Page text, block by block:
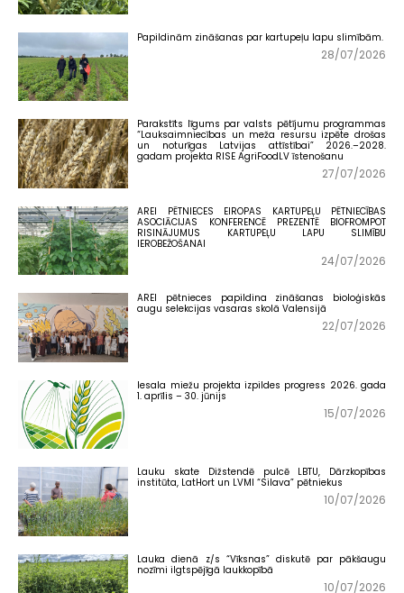
Papildinām zināšanas par kartupeļu lapu slimībām.
28/07/2026
Parakstīts līgums par valsts pētījumu programmas
“Lauksaimniecības un meža resursu izpēte drošas
un noturīgas Latvijas attīstībai” 2026.–2028.
gadam projekta RISE AgriFoodLV īstenošanu
27/07/2026
AREI PĒTNIECES EIROPAS KARTUPEĻU PĒTNIECĪBAS
ASOCIĀCIJAS KONFERENCĒ PREZENTĒ BIOFROMPOT
RISINĀJUMUS KARTUPEĻU LAPU SLIMĪBU
IEROBEŽOŠANAI
24/07/2026
AREI pētnieces papildina zināšanas bioloģiskās
augu selekcijas vasaras skolā Valensijā
22/07/2026
Iesala miežu projekta izpildes progress 2026. gada
1. aprīlis – 30. jūnijs
15/07/2026
Lauku skate Dižstendē pulcē LBTU, Dārzkopības
institūta, LatHort un LVMI “Silava” pētniekus
10/07/2026
Lauka dienā z/s “Vīksnas” diskutē par pākšaugu
nozīmi ilgtspējīgā laukkopībā
10/07/2026